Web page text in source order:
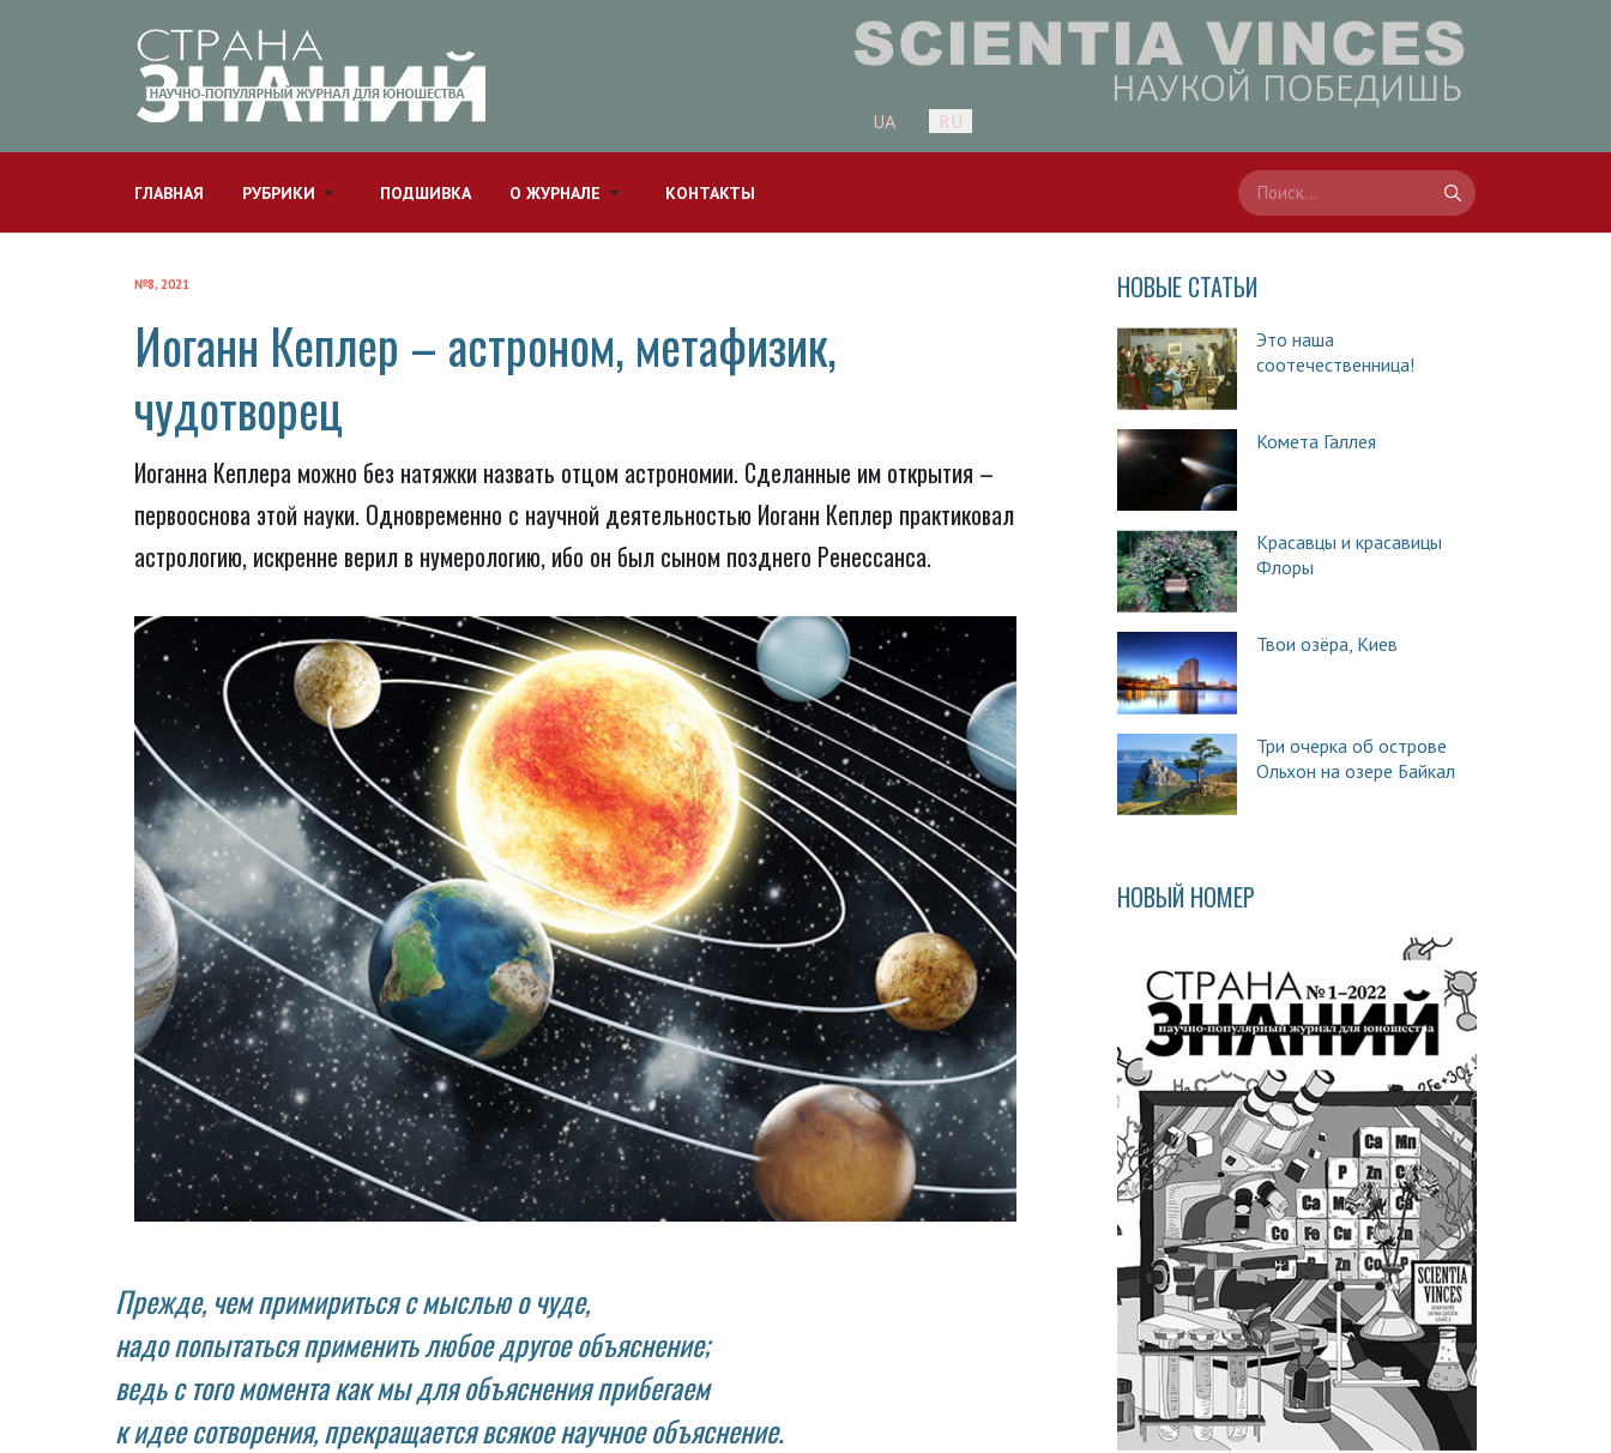
Выберите язык
UA RU
ГЛАВНАЯ РУБРИКИ ПОДШИВКА О ЖУРНАЛЕ КОНТАКТЫ
№8, 2021
Иоганн Кеплер – астроном, метафизик,
чудотворец
Иоганна Кеплера можно без натяжки назвать отцом астрономии. Сделанные им открытия –
первооснова этой науки. Одновременно с научной деятельностью Иоганн Кеплер практиковал
астрологию, искренне верил в нумерологию, ибо он был сыном позднего Ренессанса.
Прежде, чем примириться с мыслью о чуде,
надо попытаться применить любое другое объяснение;
ведь с того момента как мы для объяснения прибегаем
к идее сотворения, прекращается всякое научное объяснение.
НОВЫЕ СТАТЬИ
Это наша
соотечественница!
Комета Галлея
Красавцы и красавицы
Флоры
Твои озёра, Киев
Три очерка об острове
Ольхон на озере Байкал
НОВЫЙ НОМЕР